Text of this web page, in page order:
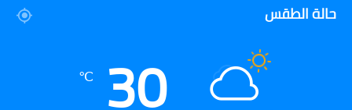
حالة الطقس
30
℃